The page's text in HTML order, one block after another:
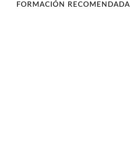
FORMACIÓN RECOMENDADA